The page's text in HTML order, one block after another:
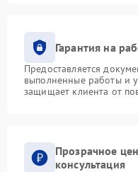
Гарантия на
Предоставляется
выполненные работы и
защищает клиента от
Прозрачное
консультация